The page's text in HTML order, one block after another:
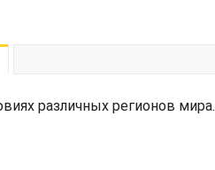
различных регионов мира.